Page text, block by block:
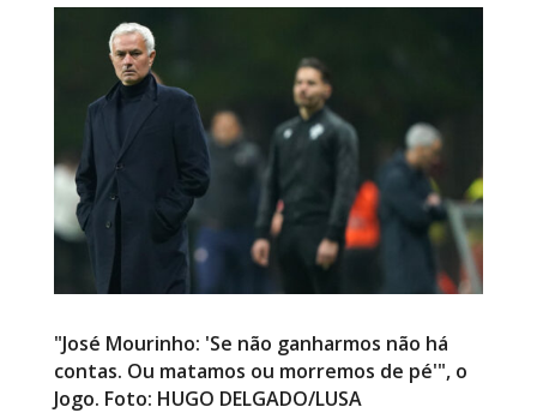
"José Mourinho: 'Se não ganharmos não há
contas. Ou matamos ou morremos de pé'", o
Jogo. Foto: HUGO DELGADO/LUSA